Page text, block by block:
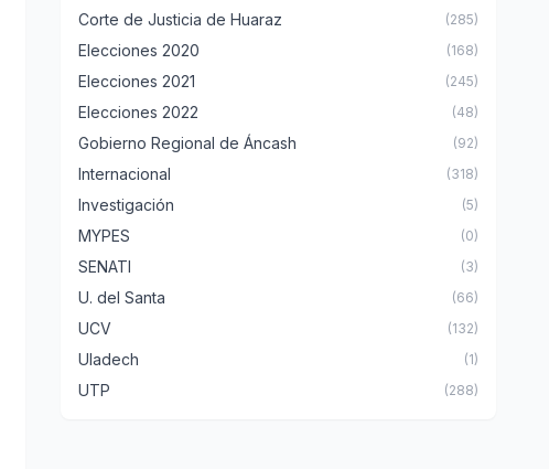
Corte de Justicia de Huaraz (285)
Elecciones 2020 (168)
Elecciones 2021 (245)
Elecciones 2022 (48)
Gobierno Regional de Áncash (92)
Internacional (318)
Investigación (5)
MYPES (0)
SENATI (3)
U. del Santa (66)
UCV (132)
Uladech (1)
UTP (288)